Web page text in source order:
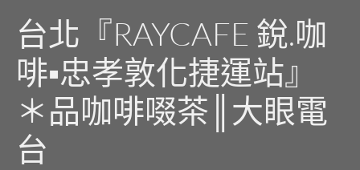
台北『RAYCAFE 銳.咖
啡▪忠孝敦化捷運站』
＊品咖啡啜茶║大眼電
台